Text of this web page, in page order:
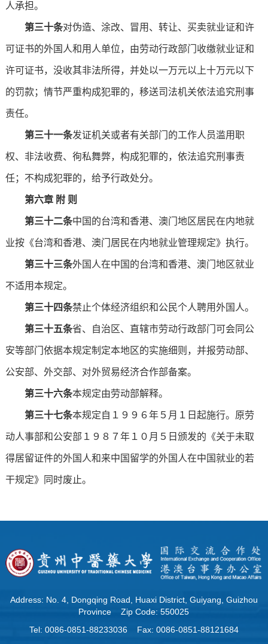
人承担。
第三十条对伪造、涂改、冒用、转让、买卖就业证和许
可证书的外国人和用人单位，由劳动行政部门收缴就业证和
许可证书，没收其非法所得，并处以一万元以上十万元以下
的罚款；情节严重构成犯罪的，移送司法机关依法追究刑事
责任。
第三十一条发证机关或者有关部门的工作人员滥用职
权、非法收费、徇私舞弊，构成犯罪的，依法追究刑事责
任；不构成犯罪的，给予行政处分。
第六章 附 则
第三十二条中国的台湾和香港、澳门地区居民在内地就
业按《台湾和香港、澳门居民在内地就业管理规定》执行。
第三十三条外国人在中国的台湾和香港、澳门地区就业
不适用本规定。
第三十四条禁止个体经济组织和公民个人聘用外国人。
第三十五条省、自治区、直辖市劳动行政部门可会同公
安等部门依据本规定制定本地区的实施细则，并报劳动部、
公安部、外交部、对外贸易经济合作部备案。
第三十六条本规定由劳动部解释。
第三十七条本规定自１９９６年５月１日起施行。原劳
动人事部和公安部１９８７年１０月５日颁发的《关于未取
得居留证件的外国人和来中国留学的外国人在中国就业的若
干规定》同时废止。
Address: No. 4, Dongqing Road, Huaxi District, Guiyang, Guizhou
Province Zip Code: 550025
Tel: 0086-0851-88233036 Fax: 0086-0851-88121684